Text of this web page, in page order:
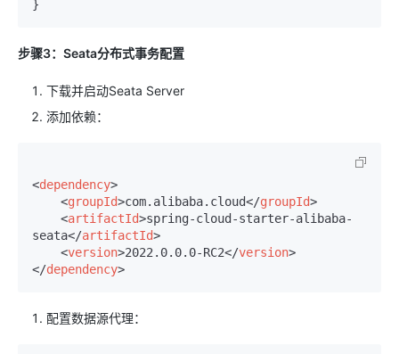
步骤3：Seata分布式事务配置
下载并启动Seata Server
添加依赖：
<dependency>
<groupId>com.alibaba.cloud</groupId>
<artifactId>spring-cloud-starter-alibaba-
seata</artifactId>
<version>2022.0.0.0-RC2</version>
</dependency>
配置数据源代理：